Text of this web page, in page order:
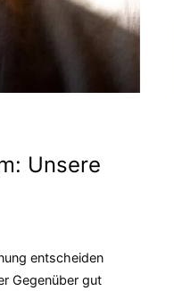
Unsere
entscheiden
Gegenüber gut